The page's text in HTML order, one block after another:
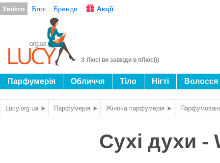
Увійти Блог Бренди Акції
З Люсі ви завжди в пЛюсі))
Парфумерія Обличчя Тіло Нігті Волосся
Lucy.org.ua ➤ Парфумерія ➤ Жіноча парфумерія ➤
Сухі духи -